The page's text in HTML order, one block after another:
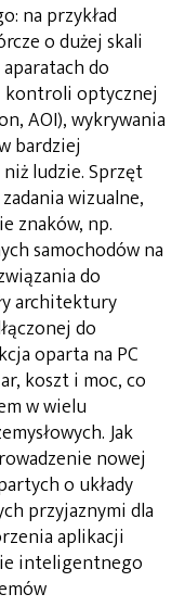
na przykład
o dużej skali
do
kontroli optycznej
AOI), wykrywania
bardziej
ludzie. Sprzęt
wizualne,
znaków, np.
samochodów na
do
architektury
do
oparta na PC
koszt i moc, co
w wielu
Jak
nowej
o układy
przyjaznymi dla
aplikacji
inteligentnego